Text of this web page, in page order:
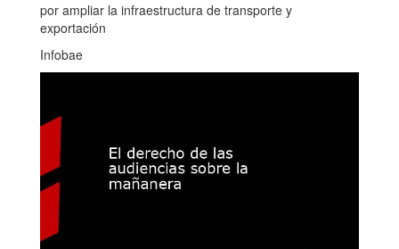
por ampliar la infraestructura de transporte y
exportación
Infobae